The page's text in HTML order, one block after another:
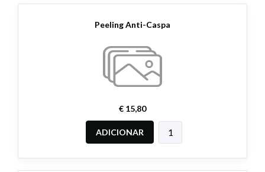
Peeling Anti-Caspa
€ 15,80
ADICIONAR